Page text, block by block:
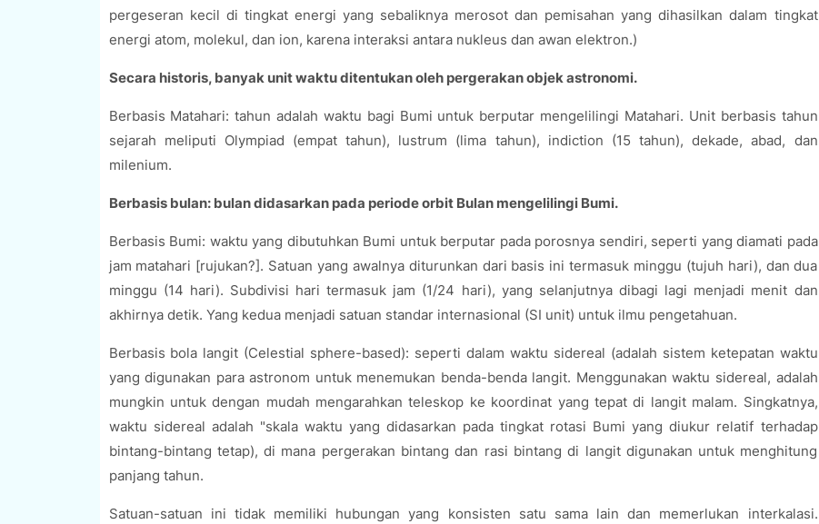
pergeseran kecil di tingkat energi yang sebaliknya merosot dan pemisahan yang dihasilkan dalam tingkat
energi atom, molekul, dan ion, karena interaksi antara nukleus dan awan elektron.)
Secara historis, banyak unit waktu ditentukan oleh pergerakan objek astronomi.
Berbasis Matahari: tahun adalah waktu bagi Bumi untuk berputar mengelilingi Matahari. Unit berbasis tahun
sejarah meliputi Olympiad (empat tahun), lustrum (lima tahun), indiction (15 tahun), dekade, abad, dan
milenium.
Berbasis bulan: bulan didasarkan pada periode orbit Bulan mengelilingi Bumi.
Berbasis Bumi: waktu yang dibutuhkan Bumi untuk berputar pada porosnya sendiri, seperti yang diamati pada
jam matahari [rujukan?]. Satuan yang awalnya diturunkan dari basis ini termasuk minggu (tujuh hari), dan dua
minggu (14 hari). Subdivisi hari termasuk jam (1/24 hari), yang selanjutnya dibagi lagi menjadi menit dan
akhirnya detik. Yang kedua menjadi satuan standar internasional (SI unit) untuk ilmu pengetahuan.
Berbasis bola langit (Celestial sphere-based): seperti dalam waktu sidereal (adalah sistem ketepatan waktu
yang digunakan para astronom untuk menemukan benda-benda langit. Menggunakan waktu sidereal, adalah
mungkin untuk dengan mudah mengarahkan teleskop ke koordinat yang tepat di langit malam. Singkatnya,
waktu sidereal adalah "skala waktu yang didasarkan pada tingkat rotasi Bumi yang diukur relatif terhadap
bintang-bintang tetap), di mana pergerakan bintang dan rasi bintang di langit digunakan untuk menghitung
panjang tahun.
Satuan-satuan ini tidak memiliki hubungan yang konsisten satu sama lain dan memerlukan interkalasi.